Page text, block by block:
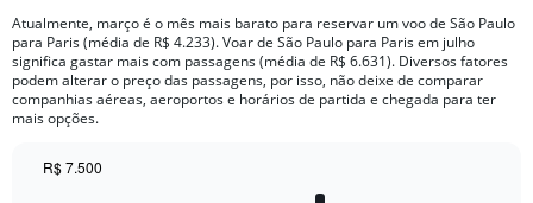
Atualmente, março é o mês mais barato para reservar um voo de São Paulo
para Paris (média de R$ 4.233). Voar de São Paulo para Paris em julho
significa gastar mais com passagens (média de R$ 6.631). Diversos fatores
podem alterar o preço das passagens, por isso, não deixe de comparar
companhias aéreas, aeroportos e horários de partida e chegada para ter
mais opções.
R$ 7.500